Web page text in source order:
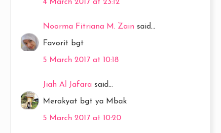
4 March 2017 at 23:12
Noorma Fitriana M. Zain said...
Favorit bgt
5 March 2017 at 10:18
Jiah Al Jafara said...
Merakyat bgt ya Mbak
5 March 2017 at 10:20